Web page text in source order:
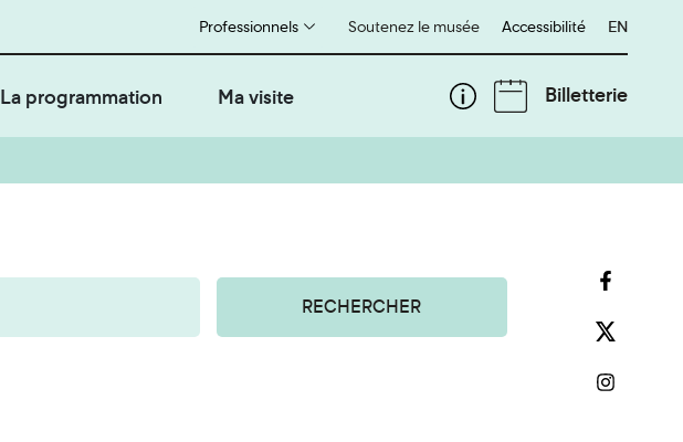
Soutenez le musée
Professionnels Accessibilité English
EN
La programmation Ma visite Billetterie
RECHERCHER